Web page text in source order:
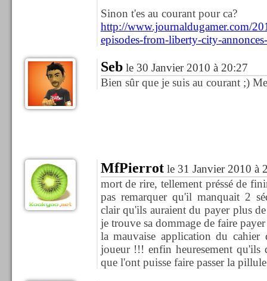
Sinon t'es au courant pour ca?
http://www.journaldugamer.com/
episodes-from-liberty-city-
Seble 30 Janvier 2010 à 20:27
Bien sûr que je suis au courant ;)
MfPierrotle 31 Janvier 2010 à
mort de rire, tellement préssé de
pas remarquer qu'il manquait 2
clair qu'ils auraient du payer plus
je trouve sa dommage de faire
la mauvaise application du cahier
joueur !!! enfin heuresement qu'ils
que l'ont puisse faire passer la